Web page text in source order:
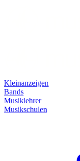
Kleinanzeigen
Bands
Musiklehrer
Musikschulen